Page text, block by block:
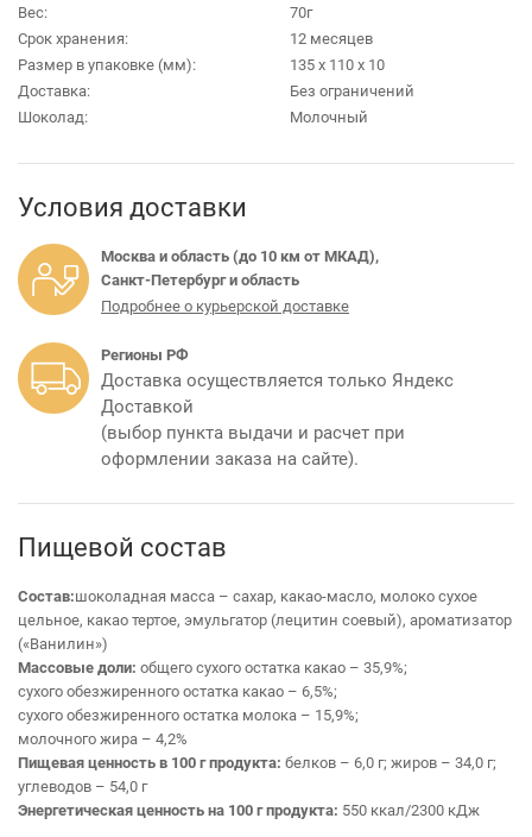
Вес:
70г
Срок хранения:
12 месяцев
Размер в упаковке (мм):
135 х 110 х 10
Доставка:
Без ограничений
Шоколад:
Молочный
Условия доставки
Москва и область (до 10 км от МКАД),
Санкт-Петербург и область
Подробнее о курьерской доставке
Регионы РФ
Доставка осуществляется только Яндекс
Доставкой
(выбор пункта выдачи и расчет при
оформлении заказа на сайте).
Пищевой состав
Состав:шоколадная масса – сахар, какао-масло, молоко сухое
цельное, какао тертое, эмульгатор (лецитин соевый), ароматизатор
(«Ванилин»)
Массовые доли: общего сухого остатка какао – 35,9%;
сухого обезжиренного остатка какао – 6,5%;
сухого обезжиренного остатка молока – 15,9%;
молочного жира – 4,2%
Пищевая ценность в 100 г продукта: белков – 6,0 г; жиров – 34,0 г;
углеводов – 54,0 г
Энергетическая ценность на 100 г продукта: 550 ккал/2300 кДж